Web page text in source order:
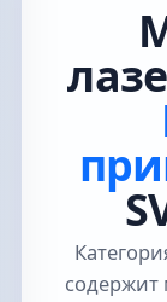
содержит